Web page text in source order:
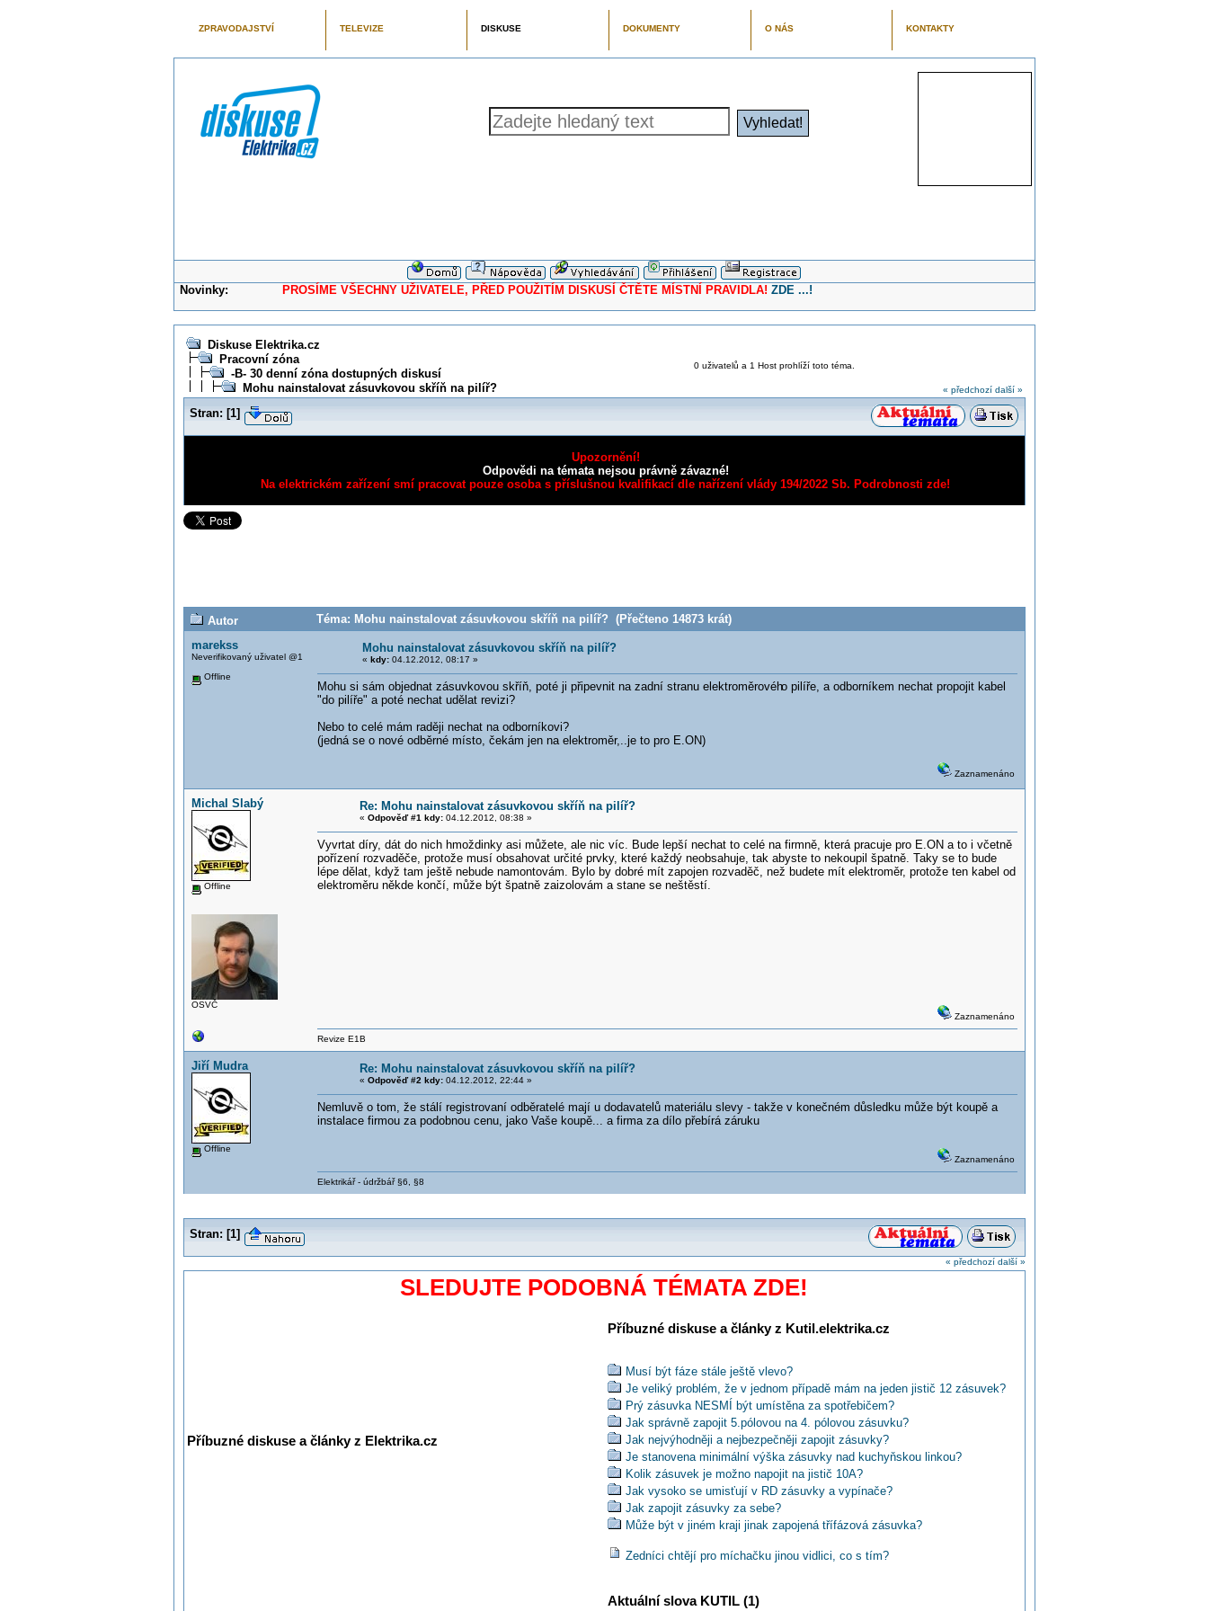
ZPRAVODAJSTVÍ TELEVIZE DISKUSE DOKUMENTY O NÁS KONTAKTY
Novinky: PROSÍME VŠECHNY UŽIVATELE, PŘED POUŽITÍM DISKUSÍ ČTĚTE MÍSTNÍ PRAVIDLA! ZDE ...!
Diskuse Elektrika.cz
Pracovní zóna
-B- 30 denní zóna dostupných diskusí
Mohu nainstalovat zásuvkovou skříň na pilíř?
0 uživatelů a 1 Host prohlíží toto téma.
« předchozí další »
Stran: [1]
Upozornění!
Odpovědi na témata nejsou právně závazné!
Na elektrickém zařízení smí pracovat pouze osoba s příslušnou kvalifikací dle nařízení vlády 194/2022 Sb. Podrobnosti zde!
Autor
Téma: Mohu nainstalovat zásuvkovou skříň na pilíř? (Přečteno 14873 krát)
marekss
Neverifikovaný uživatel @1
Offline
Mohu nainstalovat zásuvkovou skříň na pilíř?
« kdy:04.12.2012, 08:17 »
Mohu si sám objednat zásuvkovou skříň, poté ji připevnit na zadní stranu elektroměrového pilíře, a odborníkem nechat propojit kabel
"do pilíře" a poté nechat udělat revizi?
Nebo to celé mám raději nechat na odborníkovi?
(jedná se o nové odběrné místo, čekám jen na elektroměr,..je to pro E.ON)
Zaznamenáno
Michal Slabý
Offline
OSVČ
Re: Mohu nainstalovat zásuvkovou skříň na pilíř?
« Odpověď #1 kdy:04.12.2012, 08:38 »
Vyvrtat díry, dát do nich hmoždinky asi můžete, ale nic víc. Bude lepší nechat to celé na firmně, která pracuje pro E.ON a to i včetně
pořízení rozvaděče, protože musí obsahovat určité prvky, které každý neobsahuje, tak abyste to nekoupil špatně. Taky se to bude
lépe dělat, když tam ještě nebude namontovám. Bylo by dobré mít zapojen rozvaděč, než budete mít elektroměr, protože ten kabel od
elektroměru někde končí, může být špatně zaizolovám a stane se neštěstí.
Zaznamenáno
Revize E1B
Jiří Mudra
Offline
Re: Mohu nainstalovat zásuvkovou skříň na pilíř?
« Odpověď #2 kdy:04.12.2012, 22:44 »
Nemluvě o tom, že stálí registrovaní odběratelé mají u dodavatelů materiálu slevy - takže v konečném důsledku může být koupě a
instalace firmou za podobnou cenu, jako Vaše koupě... a firma za dílo přebírá záruku
Zaznamenáno
Elektrikář - údržbář §6, §8
Stran: [1]
« předchozí další »
SLEDUJTE PODOBNÁ TÉMATA ZDE!
Příbuzné diskuse a články z Elektrika.cz
Příbuzné diskuse a články z Kutil.elektrika.cz
Musí být fáze stále ještě vlevo?
Je veliký problém, že v jednom případě mám na jeden jistič 12 zásuvek?
Prý zásuvka NESMÍ být umístěna za spotřebičem?
Jak správně zapojit 5.pólovou na 4. pólovou zásuvku?
Jak nejvýhodněji a nejbezpečněji zapojit zásuvky?
Je stanovena minimální výška zásuvky nad kuchyňskou linkou?
Kolik zásuvek je možno napojit na jistič 10A?
Jak vysoko se umisťují v RD zásuvky a vypínače?
Jak zapojit zásuvky za sebe?
Může být v jiném kraji jinak zapojená třífázová zásuvka?
Jak zapojit zásuvku a zástrčku pro 400V (380V)?
Jak spojim dvojkolík se zástrckou se tremi koliky?
Zedníci chtějí pro míchačku jinou vidlici, co s tím?
Aktuální slova KUTIL (1)